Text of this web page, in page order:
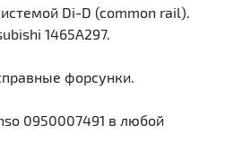
Di-D (common rail).
1465A297.
форсунки.
0950007491 в любой